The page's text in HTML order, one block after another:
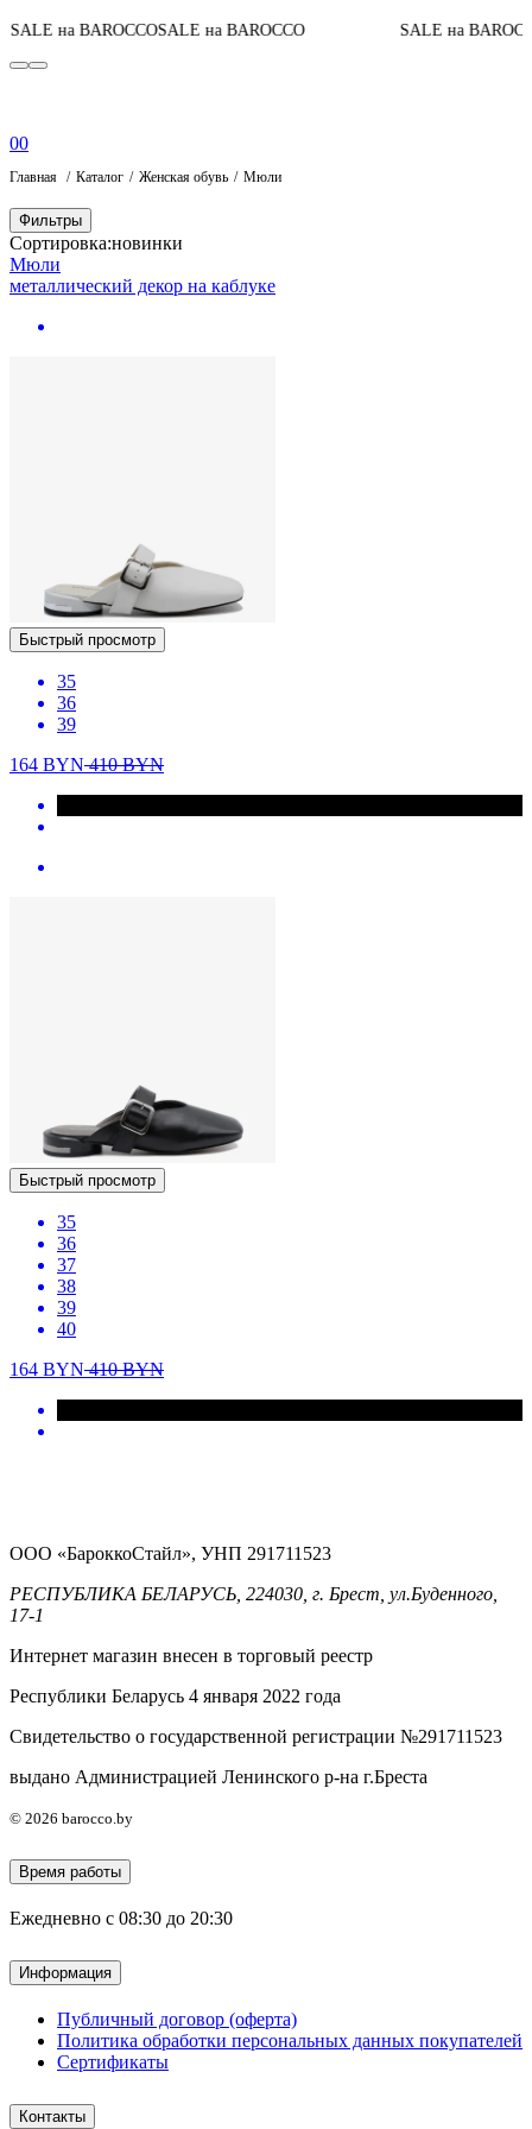
на BAROCCOSALE на BAROCCO SALE на
00
Главная Каталог Женская обувь Мюли
Фильтры
Сортировка:новинки
Мюли
металлический декор на каблуке
Быстрый просмотр
35
36
39
164 BYN410BYN
Быстрый просмотр
35
36
37
38
39
40
164 BYN410BYN
ООО «БароккоСтайл», УНП 291711523
РЕСПУБЛИКА БЕЛАРУСЬ, 224030, г. Брест, ул.Буденного,
17-1
Интернет магазин внесен в торговый реестр
Республики Беларусь 4 января 2022 года
Свидетельство о государственной регистрации №291711523
выдано Администрацией Ленинского р-на г.Бреста
© 2026 barocco.by
Время работы
Ежедневно с 08:30 до 20:30
Информация
Публичный договор (оферта)
Политика обработки персональных данных покупателей
Сертификаты
Контакты